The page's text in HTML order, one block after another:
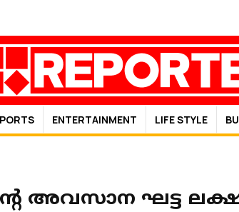
ENTERTAINMENT LIFE STYLE
അവസാന ഘട്ട